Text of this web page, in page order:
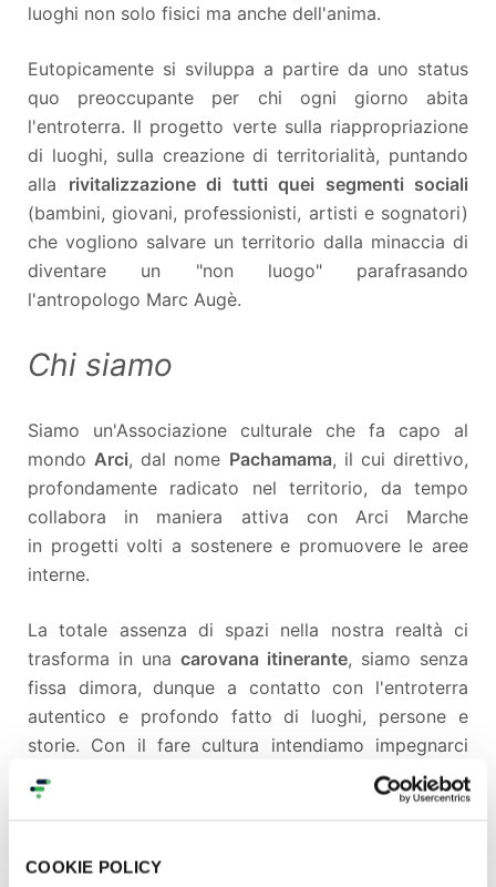
COOKIE POLICY
luoghi non solo fisici ma anche dell'anima.
Eutopicamente si sviluppa a partire da uno status
quo preoccupante per chi ogni giorno abita
l'entroterra. Il progetto verte sulla riappropriazione
di luoghi, sulla creazione di territorialità, puntando
alla rivitalizzazione di tutti quei segmenti sociali
(bambini, giovani, professionisti, artisti e sognatori)
che vogliono salvare un territorio dalla minaccia di
diventare un "non luogo" parafrasando
l'antropologo Marc Augè.
Chi siamo
Siamo un'Associazione culturale che fa capo al
mondo Arci, dal nome Pachamama, il cui direttivo,
profondamente radicato nel territorio, da tempo
collabora in maniera attiva con Arci Marche
in progetti volti a sostenere e promuovere le aree
interne.
La totale assenza di spazi nella nostra realtà ci
trasforma in una carovana itinerante, siamo senza
fissa dimora, dunque a contatto con l'entroterra
autentico e profondo fatto di luoghi, persone e
storie. Con il fare cultura intendiamo impegnarci
nella
, a vocazione
solidale e di partecipazione dal basso
Cosa faremo